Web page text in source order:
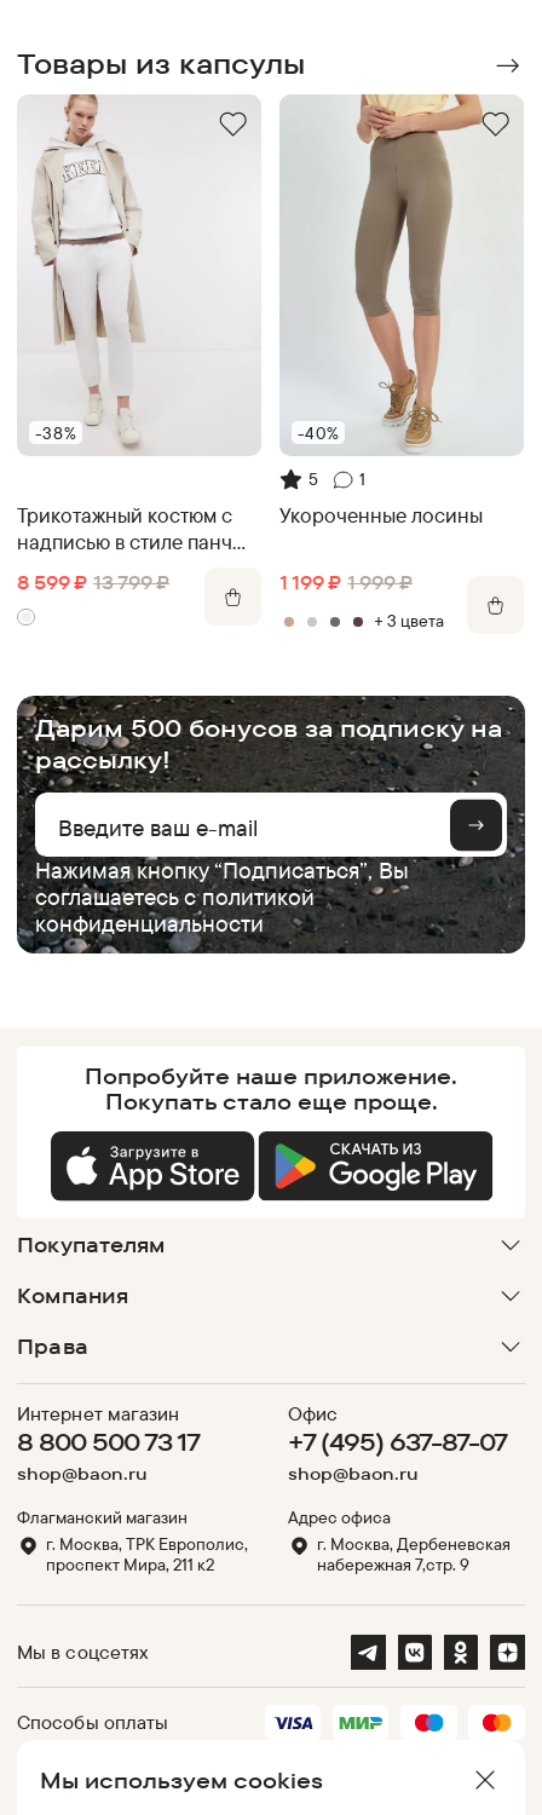
Товары из капсулы
-38%
Трикотажный костюм с
надписью в стиле панч
8 599 ₽ 13 799 ₽
-40%
5 1
Укороченные лосины
1 199 ₽ 1 999 ₽
+3 цвета
Дарим 500 бонусов за подписку на
рассылку!
Нажимая кнопку “Подписаться”, Вы
соглашаетесь сполитикой
конфиденциальности
Мы используем cookies
Попробуйте наше приложение.
Покупатьстало еще проще.
Покупателям
Компания
Права
Интернет магазин
8 800 500 73 17
shop@baon.ru
Флагманский магазин
г. Москва, ТРК Европолис,
проспект Мира, 211 к2
Офис
+7 (495) 637-87-07
shop@baon.ru
Адрес офиса
г. Москва, Дербеневская
набережная 7,стр. 9
Мы в соцсетях
Способы оплаты
Партнеры